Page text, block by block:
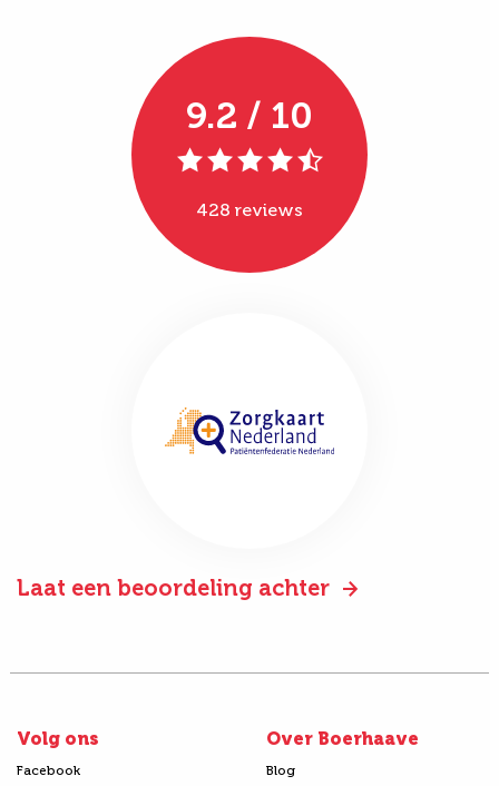
9.2 / 10
428 reviews
Laat een beoordeling achter
Volg ons
Facebook
Over Boerhaave
Blog